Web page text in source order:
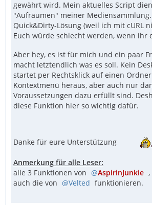
EndFunc
gewährt wird. Mein aktuelles Script
"Aufräumen" meiner
Quick&Dirty-Lösung (weil ich mit cURL
Euch würde schlecht werden, wenn ihr
Aber hey, es ist für mich und ein paar
macht letztendlich was es soll. Kein
startet per Rechtsklick auf einen
Kontextmenü heraus, aber auch nur
Voraussetzungen dazu erfüllt sind.
diese Funktion hier so wichtig dafür.
Danke für eure Unterstützung
Anmerkung für alle Leser:
alle 3 Funktionen von
AspirinJunkie ,
auch die von
Velted funktionieren.